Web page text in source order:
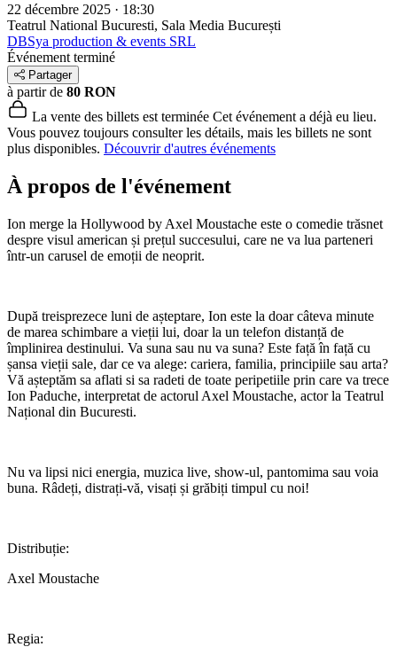
22 décembre 2025 · 18:30
Teatrul National Bucuresti, Sala Media București
DBSya production & events SRL
Événement terminé
Partager
à partir de 80 RON
La vente des billets est terminée Cet événement a déjà eu lieu.
Vous pouvez toujours consulter les détails, mais les billets ne sont
plus disponibles. Découvrir d'autres événements
À propos de l'événement
Ion merge la Hollywood by Axel Moustache este o comedie trăsnet
despre visul american și prețul succesului, care ne va lua parteneri
într-un carusel de emoții de neoprit.
După treisprezece luni de așteptare, Ion este la doar câteva minute
de marea schimbare a vieții lui, doar la un telefon distanță de
împlinirea destinului. Va suna sau nu va suna? Este față în față cu
șansa vieții sale, dar ce va alege: cariera, familia, principiile sau arta?
Vă așteptăm sa aflati si sa radeti de toate peripetiile prin care va trece
Ion Paduche, interpretat de actorul Axel Moustache, actor la Teatrul
Național din Bucuresti.
Nu va lipsi nici energia, muzica live, show-ul, pantomima sau voia
buna. Râdeți, distrați-vă, visați și grăbiți timpul cu noi!
Distribuție:
Axel Moustache
Regia: